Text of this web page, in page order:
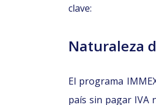
clave:
Naturaleza
El programa
país sin pagar IVA